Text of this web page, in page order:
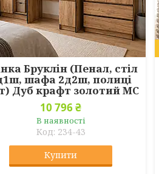
Бруклін (Пенал, стіл
шафа 2д2ш, полиці
Дуб крафт золотий МС
10 796 ₴
В наявності
234-43
Купити